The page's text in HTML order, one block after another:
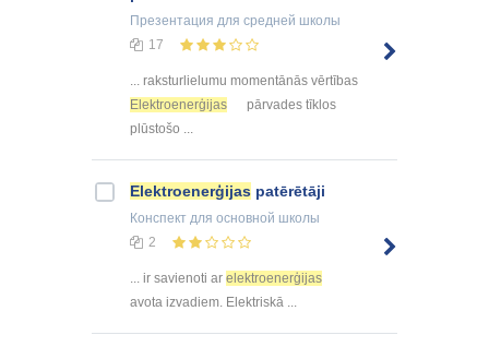
Презентация для средней школы
17
... raksturlielumu momentānās vērtības
Elektroenerģijas
pārvades tīklos
plūstošo ...
Elektroenerģijas patērētāji
Конспект для основной школы
2
... ir savienoti ar elektroenerģijas
avota izvadiem. Elektriskā ...